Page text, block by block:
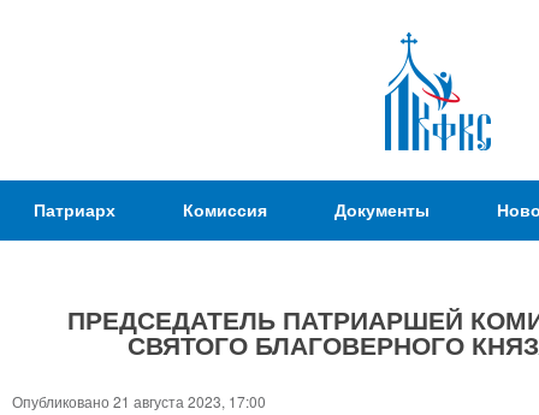
Патриаршая
Комиссия
вопросам
физической
культуры и
спорта
Патриарх Комиссия Документы
здесь
ПРЕДСЕДАТЕЛЬ ПАТРИАРШЕЙ
СВЯТОГО БЛАГОВЕРНОГО
Опубликовано 21 августа 2023, 17:00